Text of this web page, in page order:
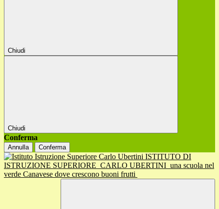
Chiudi
Chiudi
Conferma
Annulla Conferma
ISTITUTO DI
ISTRUZIONE SUPERIORE CARLO UBERTINI una scuola nel
verde Canavese dove crescono buoni frutti